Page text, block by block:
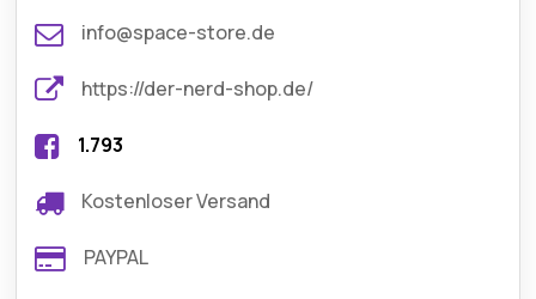
info@space-store.de
https://der-nerd-shop.de/
1.793
Kostenloser Versand
PAYPAL